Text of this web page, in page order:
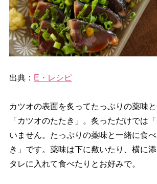
出典： E・レシピ
カツオの表面を炙ってたっぷりの薬味
「カツオのたたき」。炙っただけでは
いません。たっぷりの薬味と一緒に食
き」です。薬味は下に敷いたり、横に
タレに入れて食べたりとお好みで。